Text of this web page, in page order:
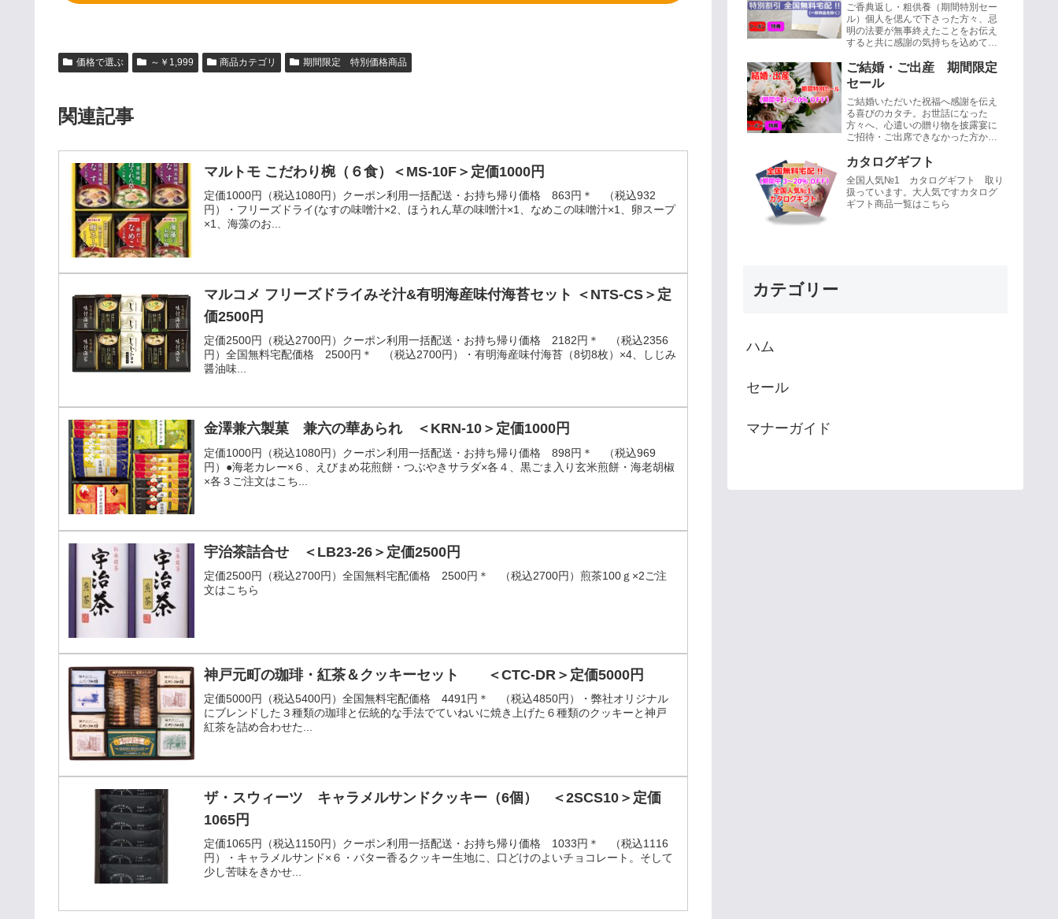
価格で選ぶ ～￥1,999 商品カテゴリ 期間限定 特別価格商品
関連記事
マルトモ こだわり椀（６食）＜MS-10F＞定価1000円
定価1000円（税込1080円）クーポン利用一括配送・お持ち帰り価格 863円＊ （税込932
円）・フリーズドライ(なすの味噌汁×2、ほうれん草の味噌汁×1、なめこの味噌汁×1、卵スープ
×1、海藻のお...
マルコメ フリーズドライみそ汁&有明海産味付海苔セット ＜NTS-CS＞定
価2500円
定価2500円（税込2700円）クーポン利用一括配送・お持ち帰り価格 2182円＊ （税込2356
円）全国無料宅配価格 2500円＊ （税込2700円）・有明海産味付海苔（8切8枚）×4、しじみ
醤油味...
金澤兼六製菓 兼六の華あられ ＜KRN-10＞定価1000円
定価1000円（税込1080円）クーポン利用一括配送・お持ち帰り価格 898円＊ （税込969
円）●海老カレー×６、えびまめ花煎餅・つぶやきサラダ×各４、黒ごま入り玄米煎餅・海老胡椒
×各３ご注文はこち...
宇治茶詰合せ ＜LB23-26＞定価2500円
定価2500円（税込2700円）全国無料宅配価格 2500円＊ （税込2700円）煎茶100ｇ×2ご注
文はこちら
神戸元町の珈琲・紅茶＆クッキーセット ＜CTC-DR＞定価5000円
定価5000円（税込5400円）全国無料宅配価格 4491円＊ （税込4850円）・弊社オリジナル
にブレンドした３種類の珈琲と伝統的な手法でていねいに焼き上げた６種類のクッキーと神戸
紅茶を詰め合わせた...
ザ・スウィーツ キャラメルサンドクッキー（6個） ＜2SCS10＞定価
1065円
定価1065円（税込1150円）クーポン利用一括配送・お持ち帰り価格 1033円＊ （税込1116
円）・キャラメルサンド×６・バター香るクッキー生地に、口どけのよいチョコレート。そして
少し苦味をきかせ...
ご香典返し・粗供養（期間特別セー
ル）個人を偲んで下さった方々、忌
明の法要が無事終えたことをお伝え
すると共に感謝の気持ちを込めて三
に品物を送る習慣、これを香典返し
と言いま...
ご結婚・ご出産 期間限定
セール
ご結婚いただいた祝福へ感謝を伝え
る喜びのカタチ。お世話になった
方々へ、心遣いの贈り物を披露宴に
ご招待・ご出席できなかった方から
いた場合にお送りするのが内祝で
す。（挙式後...
カタログギフト
全国人気№1 カタログギフト 取り
扱っています。大人気ですカタログ
ギフト商品一覧はこちら
カテゴリー
ハム
セール
マナーガイド